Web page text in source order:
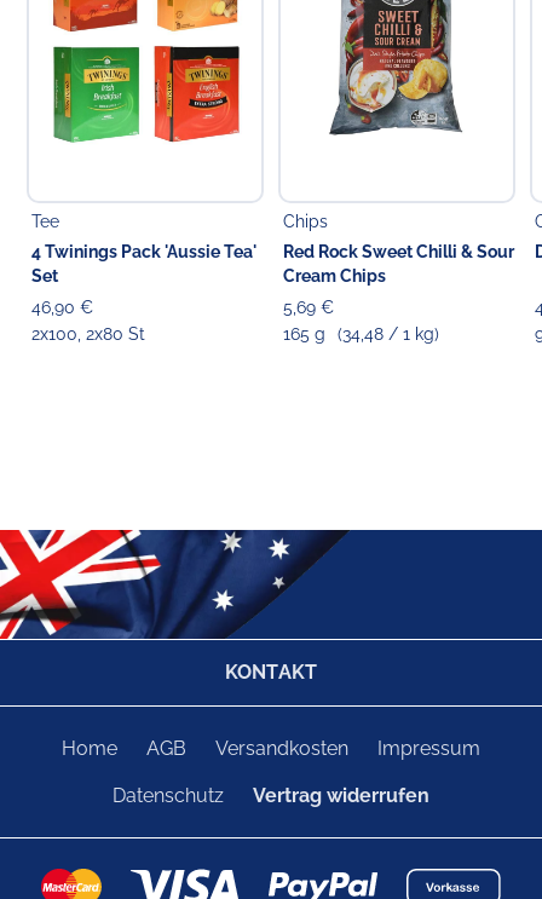
Tee
4 Twinings Pack 'Aussie Tea'
Set
46,90 €
2x100, 2x80 St
Chips
Red Rock Sweet Chilli & Sour
Cream Chips
5,69 €
165 g
(34,48 / 1 kg)
KONTAKT
Home AGB Versandkosten Impressum
Datenschutz Vertrag widerrufen